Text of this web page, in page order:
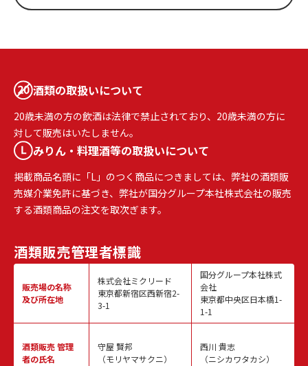
酒類の取扱いについて
20歳未満の方の飲酒は法律で禁止されており、20歳未満の方に
対して販売はいたしません。
みりん・料理酒等の取扱いについて
掲載商品名頭に「L」のつく商品につきましては、弊社の酒類販
売媒介業免許に基づき、弊社が国分グループ本社株式会社の販売
する酒類商品の注文を取次ぎます。
酒類販売管理者標識
販売場の名称
及び所在地
酒類販売管理
者の氏名
株式会社ミクリード
東京都新宿区西新宿2-
3-1
守屋 賢邦
（モリヤマサクニ）
国分グループ本社株式
会社
東京都中央区日本橋1-
1-1
西川 貴志
（ニシカワタカシ）